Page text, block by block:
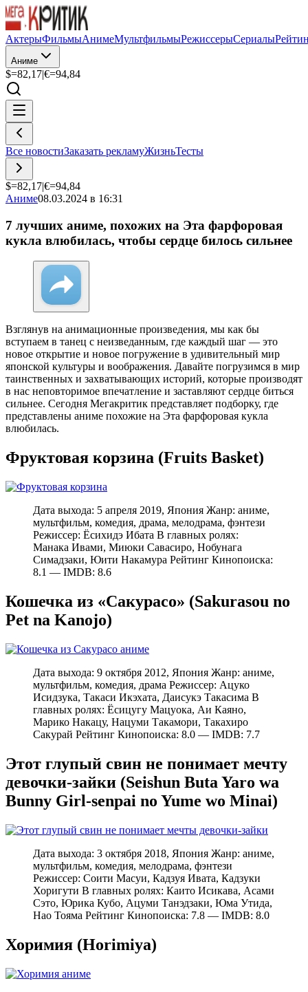
АктерыФильмыАнимеМультфильмыРежиссерыСериалы
Аниме
$=82,17|€=94,84
Все новостиЗаказать рекламуЖизньТесты
$=82,17|€=94,84
Аниме08.03.2024 в 16:31
7 лучших аниме, похожих на Эта фарфоровая
кукла влюбилась, чтобы сердце билось сильнее
Взглянув на анимационные произведения, мы как бы
вступаем в танец с неизведанным, где каждый шаг — это
новое открытие и новое погружение в удивительный мир
японской культуры и воображения. Давайте погрузимся в мир
таинственных и захватывающих историй, которые производят
в нас неповторимое впечатление и заставляют сердце биться
сильнее. Сегодня Мегакритик представляет подборку, где
представлены аниме похожие на Эта фарфоровая кукла
влюбилась.
Фруктовая корзина (Fruits Basket)
Дата выхода: 5 апреля 2019, Япония Жанр: аниме,
мультфильм, комедия, драма, мелодрама, фэнтези
Режиссер: Ёсихидэ Ибата В главных ролях:
Манака Ивами, Миюки Савасиро, Нобунага
Симадзаки, Юити Накамура Рейтинг Кинопоиска:
8.1 — IMDB: 8.6
Кошечка из «Сакурасо» (Sakurasou no
Pet na Kanojo)
Дата выхода: 9 октября 2012, Япония Жанр: аниме,
мультфильм, комедия, драма Режиссер: Ацуко
Исидзука, Такаси Икэхата, Даисукэ Такасима В
главных ролях: Ёсицугу Мацуока, Аи Каяно,
Марико Накацу, Нацуми Такамори, Такахиро
Сакурай Рейтинг Кинопоиска: 8.0 — IMDB: 7.7
Этот глупый свин не понимает мечту
девочки-зайки (Seishun Buta Yaro wa
Bunny Girl-senpai no Yume wo Minai)
Дата выхода: 3 октября 2018, Япония Жанр: аниме,
мультфильм, комедия, мелодрама, фэнтези
Режиссер: Соити Масуи, Кадзуя Ивата, Кадзуки
Хоригути В главных ролях: Каито Исикава, Асами
Сэто, Юрика Кубо, Ацуми Танэдзаки, Юма Утида,
Нао Тояма Рейтинг Кинопоиска: 7.8 — IMDB: 8.0
Хоримия (Horimiya)